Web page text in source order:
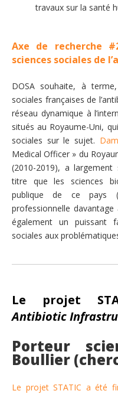
travaux sur la santé
Axe de recherche
sciences sociales de
DOSA souhaite, à
sociales françaises de
réseau dynamique à
situés au Royaume-Uni,
sociales sur le sujet.
Medical Officer » du
(2010-2019), a
titre que les sciences
publique de ce pays
professionnelle
également un puissant
sociales aux
Le projet
Antibiotic
Porteur
Boullier
Le projet STATIC a été